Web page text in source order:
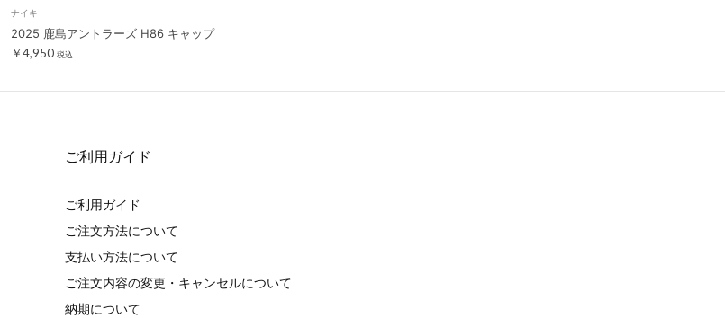
ナイキ
2025 鹿島アントラーズ H86 キャップ
￥4,950 税込
ご利用ガイド
ご利用ガイド
ご注文方法について
支払い方法について
ご注文内容の変更・キャンセルについて
納期について